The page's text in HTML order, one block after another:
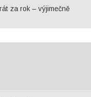
za rok – výjimečně